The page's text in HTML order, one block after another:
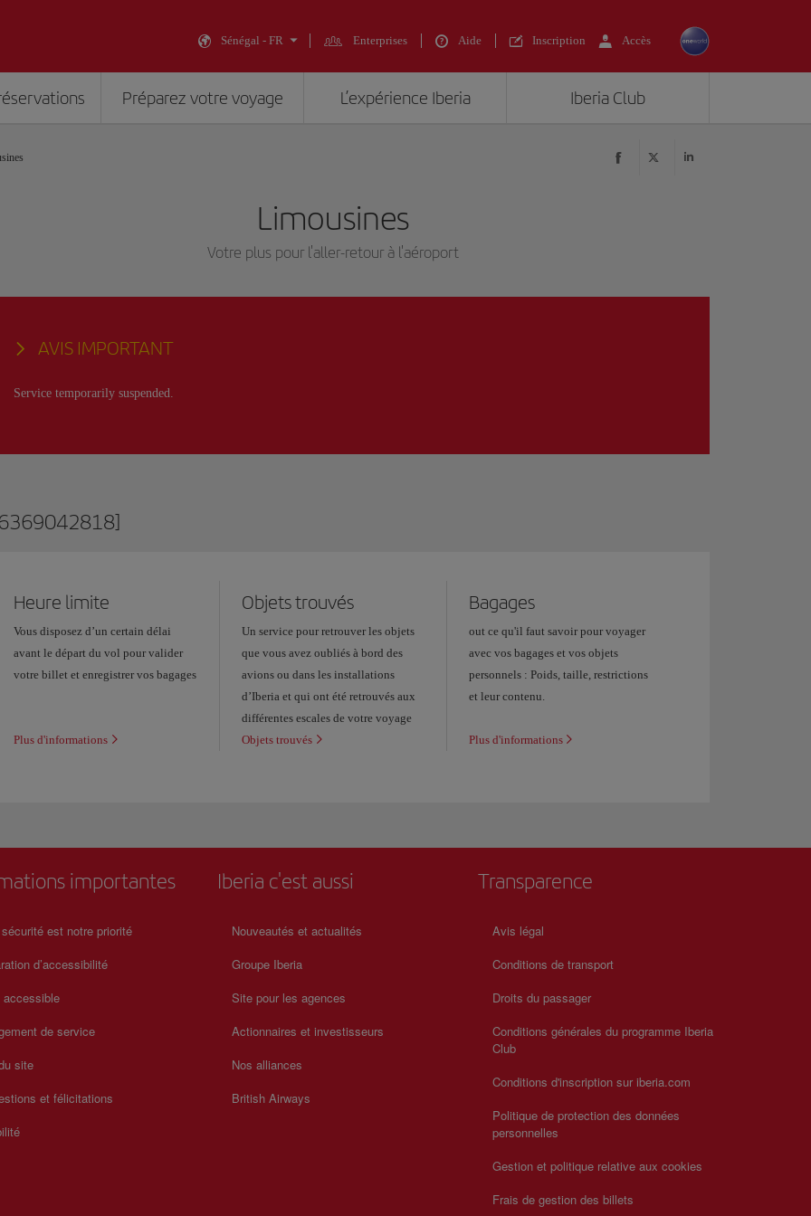
Sénégal - FR Enterprises Aide Inscription Accès
Préparez votre voyage L’expérience Iberia Iberia Club
Limousines
Votre plus pour l'aller-retour à l'aéroport
AVIS IMPORTANT
Service temporarily suspended.
Heure limite
Vous disposez d’un certain délai
avant le départ du vol pour valider
votre billet et enregistrer vos bagages
Plus d'informations
Objets trouvés
Un service pour retrouver les objets
que vous avez oubliés à bord des
avions ou dans les installations
d’Iberia et qui ont été retrouvés aux
différentes escales de votre voyage
Objets trouvés
Bagages
out ce qu'il faut savoir pour voyager
avec vos bagages et vos objets
personnels : Poids, taille, restrictions
et leur contenu.
Plus d'informations
importantes
est notre priorité
d’accessibilité
accessible
de service
site
et félicitations
Iberia c'est aussi
Nouveautés et actualités
Groupe Iberia
Site pour les agences
Actionnaires et investisseurs
Nos alliances
British Airways
Transparence
Avis légal
Conditions de transport
Droits du passager
Conditions générales du programme Iberia
Club
Conditions d'inscription sur iberia.com
Politique de protection des données
personnelles
Gestion et politique relative aux cookies
Frais de gestion des billets